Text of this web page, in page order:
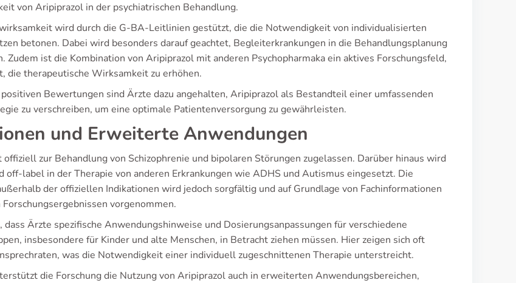
von Aripiprazol in der psychiatrischen Behandlung.
wird durch die G-BA-Leitlinien gestützt, die die Notwendigkeit von individualisierten
betonen. Dabei wird besonders darauf geachtet, Begleiterkrankungen in die Behandlungsplanung
Zudem ist die Kombination von Aripiprazol mit anderen Psychopharmaka ein aktives Forschungsfeld,
die therapeutische Wirksamkeit zu erhöhen.
Bewertungen sind Ärzte dazu angehalten, Aripiprazol als Bestandteil einer umfassenden
zu verschreiben, um eine optimale Patientenversorgung zu gewährleisten.
und Erweiterte Anwendungen
zur Behandlung von Schizophrenie und bipolaren Störungen zugelassen. Darüber hinaus wird
off-label in der Therapie von anderen Erkrankungen wie ADHS und Autismus eingesetzt. Die
der offiziellen Indikationen wird jedoch sorgfältig und auf Grundlage von Fachinformationen
vorgenommen.
dass Ärzte spezifische Anwendungshinweise und Dosierungsanpassungen für verschiedene
insbesondere für Kinder und alte Menschen, in Betracht ziehen müssen. Hier zeigen sich oft
was die Notwendigkeit einer individuell zugeschnittenen Therapie unterstreicht.
die Forschung die Nutzung von Aripiprazol auch in erweiterten Anwendungsbereichen,